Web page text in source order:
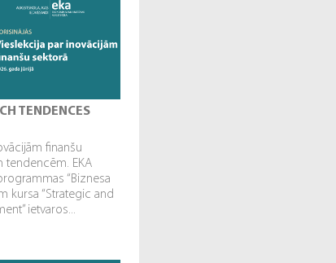
TENDENCES
finanšu
tendencēm. EKA
“Biznesa
kursa “Strategic and
ietvaros...